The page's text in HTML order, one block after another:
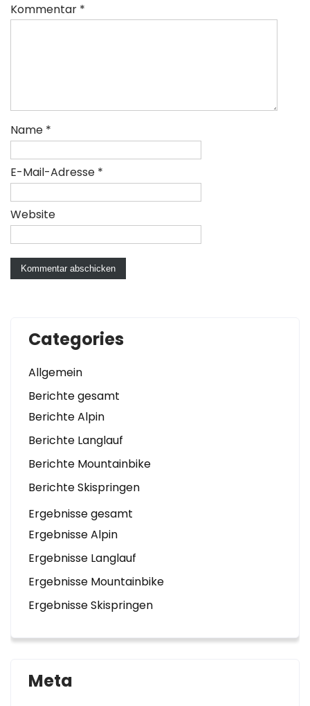
Kommentar *
Name *
E-Mail-Adresse *
Website
Categories
Allgemein
Berichte gesamt
Berichte Alpin
Berichte Langlauf
Berichte Mountainbike
Berichte Skispringen
Ergebnisse gesamt
Ergebnisse Alpin
Ergebnisse Langlauf
Ergebnisse Mountainbike
Ergebnisse Skispringen
Meta